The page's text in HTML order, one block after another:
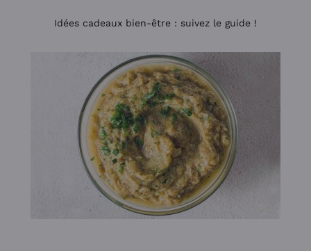
Idées cadeaux bien-être : suivez le guide !